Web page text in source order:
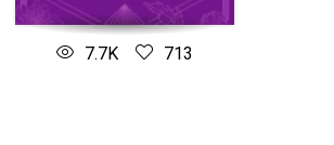
7.7K 713